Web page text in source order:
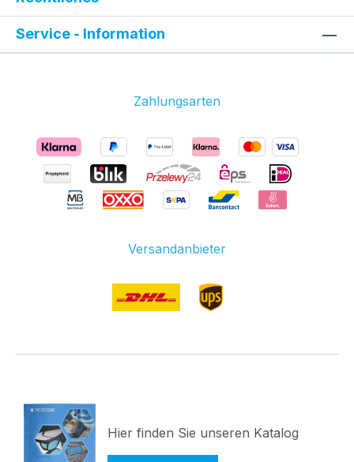
Service - Information
Zahlungsarten
Versandanbieter
Hier finden Sie unseren Katalog